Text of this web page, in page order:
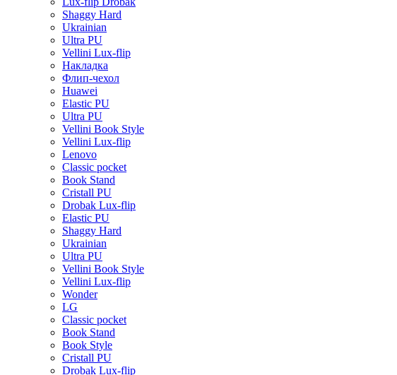
Shaggy Hard
Ukrainian
Ultra PU
Vellini Lux-flip
Накладка
Флип-чехол
Huawei
Elastic PU
Ultra PU
Vellini Book Style
Vellini Lux-flip
Lenovo
Classic pocket
Book Stand
Cristall PU
Drobak Lux-flip
Elastic PU
Shaggy Hard
Ukrainian
Ultra PU
Vellini Book Style
Vellini Lux-flip
Wonder
LG
Classic pocket
Book Stand
Book Style
Cristall PU
Drobak Lux-flip